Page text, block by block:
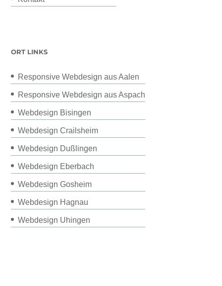
ORT LINKS
Responsive Webdesign aus Aalen
Responsive Webdesign aus Aspach
Webdesign Bisingen
Webdesign Crailsheim
Webdesign Dußlingen
Webdesign Eberbach
Webdesign Gosheim
Webdesign Hagnau
Webdesign Uhingen